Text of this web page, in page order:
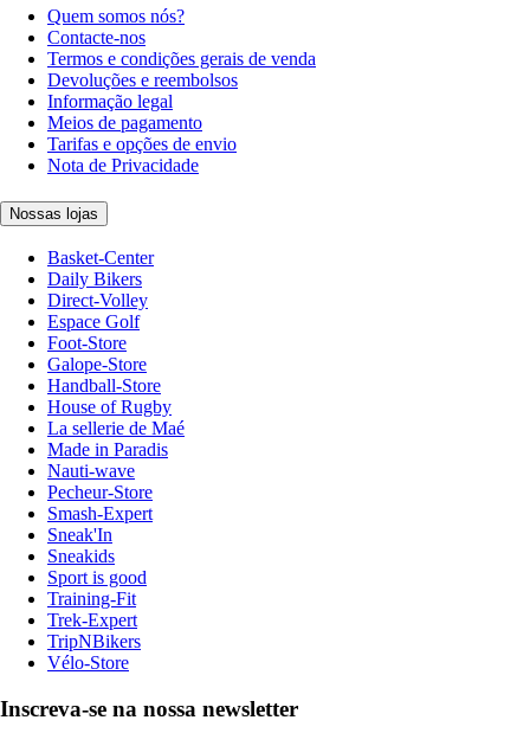
Quem somos nós?
Contacte-nos
Termos e condições gerais de venda
Devoluções e reembolsos
Informação legal
Meios de pagamento
Tarifas e opções de envio
Nota de Privacidade
Nossas lojas
Basket-Center
Daily Bikers
Direct-Volley
Espace Golf
Foot-Store
Galope-Store
Handball-Store
House of Rugby
La sellerie de Maé
Made in Paradis
Nauti-wave
Pecheur-Store
Smash-Expert
Sneak'In
Sneakids
Sport is good
Training-Fit
Trek-Expert
TripNBikers
Vélo-Store
Inscreva-se na nossa newsletter